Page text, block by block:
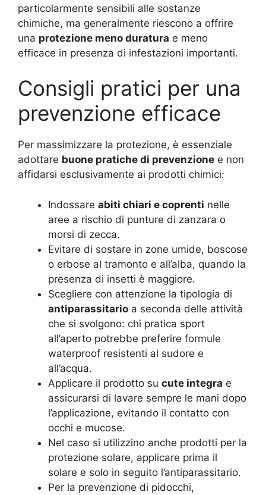
particolarmente sensibili alle sostanze
chimiche, ma generalmente riescono a offrire
una protezione meno duratura e meno
efficace in presenza di infestazioni importanti.
Consigli pratici per una
prevenzione efficace
Per massimizzare la protezione, è essenziale
adottare buone pratiche di prevenzione e non
affidarsi esclusivamente ai prodotti chimici:
Indossare abiti chiari e coprenti nelle
aree a rischio di punture di zanzara o
morsi di zecca.
Evitare di sostare in zone umide, boscose
o erbose al tramonto e all’alba, quando la
presenza di insetti è maggiore.
Scegliere con attenzione la tipologia di
antiparassitario a seconda delle attività
che si svolgono: chi pratica sport
all’aperto potrebbe preferire formule
waterproof resistenti al sudore e
all’acqua.
Applicare il prodotto su cute integra e
assicurarsi di lavare sempre le mani dopo
l’applicazione, evitando il contatto con
occhi e mucose.
Nel caso si utilizzino anche prodotti per la
protezione solare, applicare prima il
solare e solo in seguito l’antiparassitario.
Per la prevenzione di pidocchi,